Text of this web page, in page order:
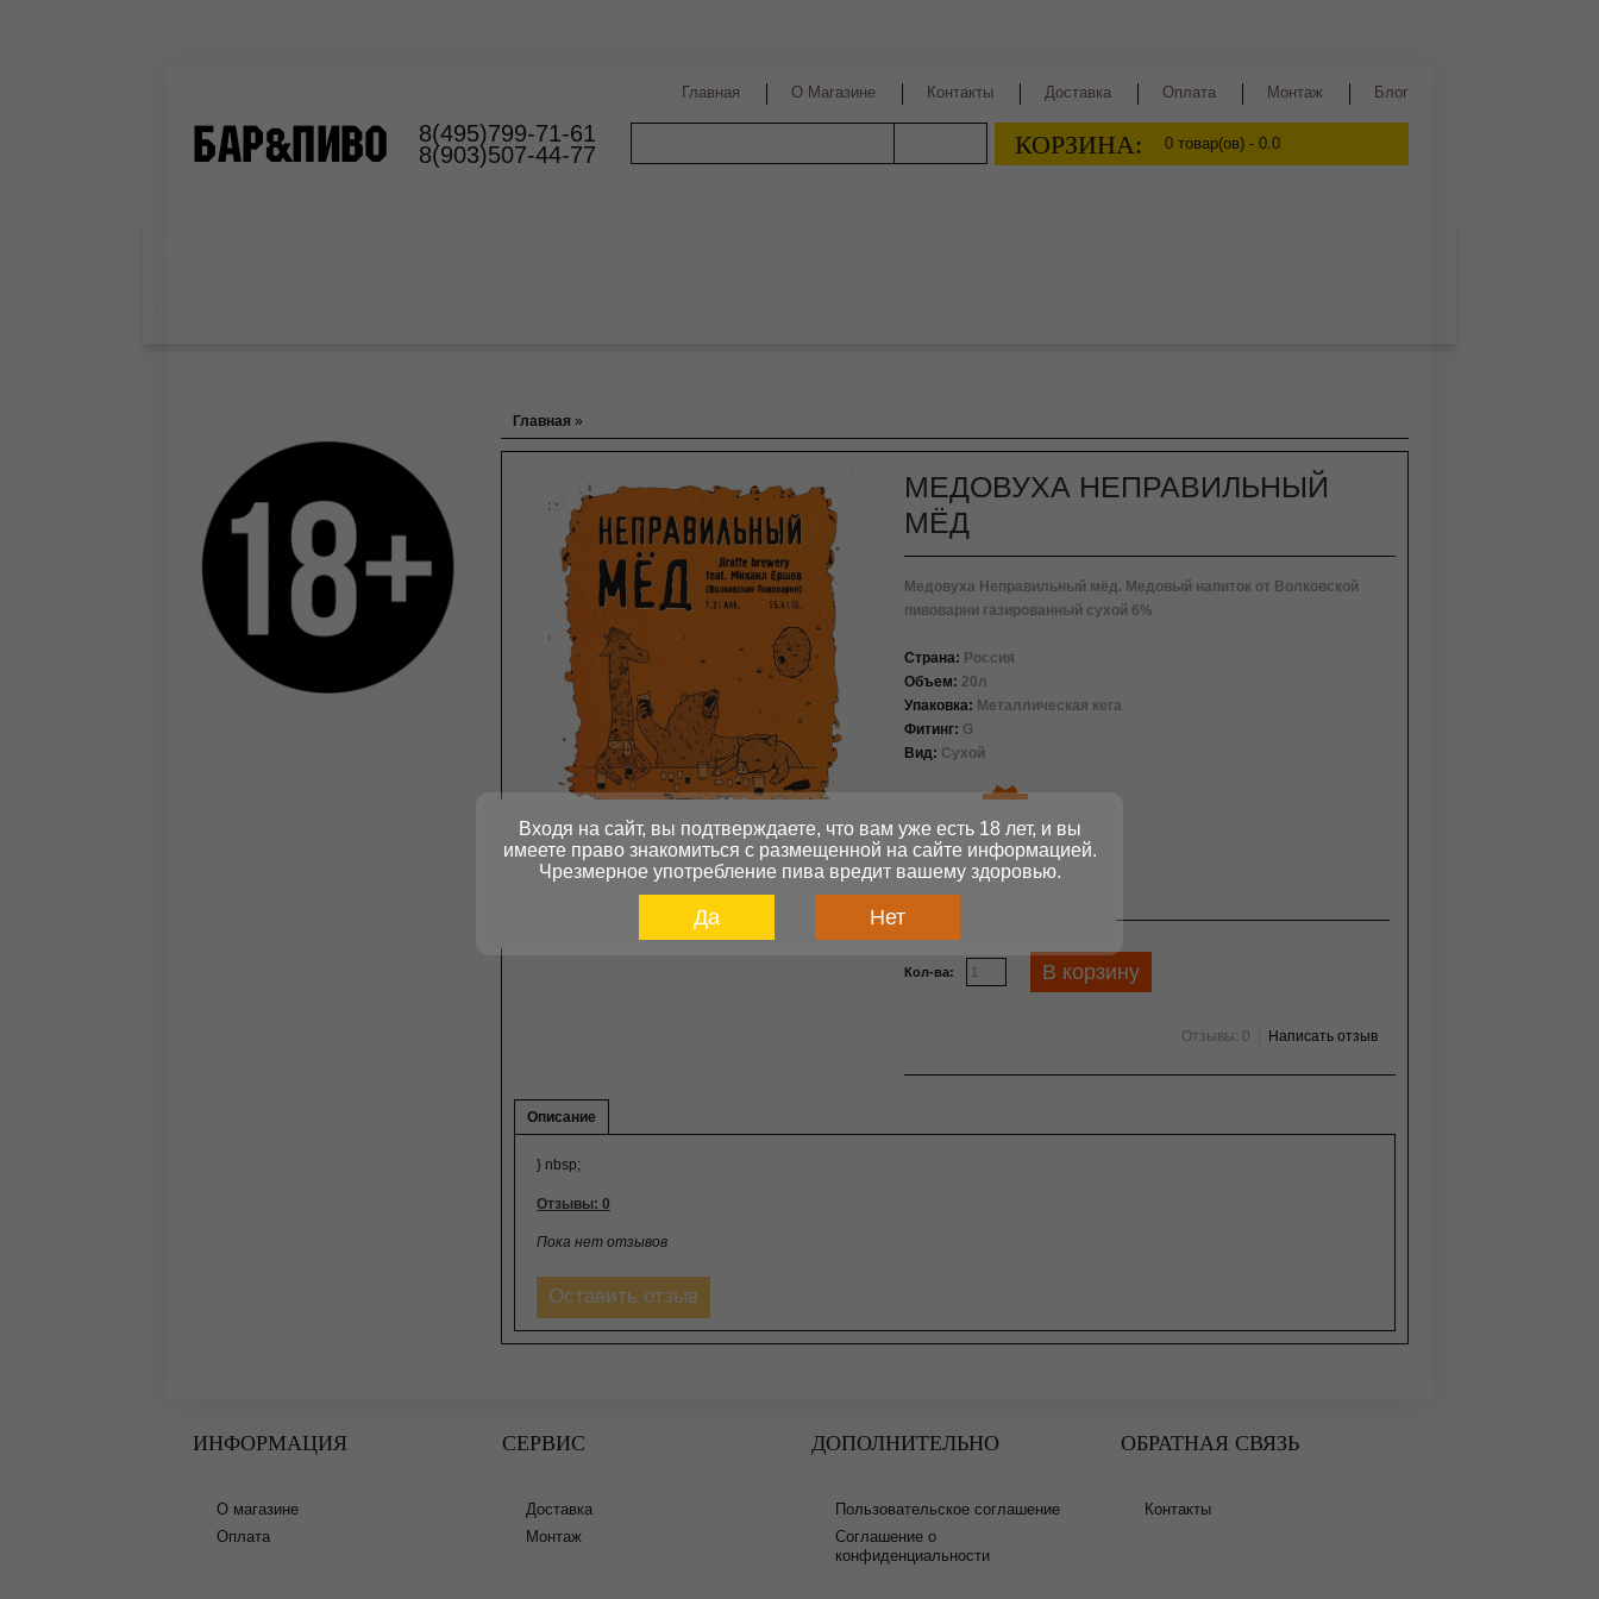
Главная О Магазине Контакты Доставка Оплата Монтаж Блог
КОРЗИНА: 0 товар(ов) - 0.0
8(495)799-71-61
8(903)507-44-77
Главная »
МЕДОВУХА НЕПРАВИЛЬНЫЙ
МЁД
Медовуха Неправильный мёд. Медовый напиток от Волковской
пивоварни газированный сухой 6%
Страна: Россия
Объем: 20л
Упаковка: Металлическая кега
Фитинг: G
Вид: Сухой
складе
Цена: 9500 руб
Кол-ва: В корзину
Отзывы: 0 Написать отзыв
Описание
} nbsp;
Отзывы: 0
Пока нет отзывов
Оставить отзыв
ИНФОРМАЦИЯ
О магазине
Оплата
СЕРВИС
Доставка
Монтаж
ДОПОЛНИТЕЛЬНО
Пользовательское соглашение
Соглашение о
конфиденциальности
ОБРАТНАЯ СВЯЗЬ
Контакты
Входя на сайт, вы подтверждаете, что вам уже есть 18 лет, и вы
имеете право знакомиться с размещенной на сайте информацией.
Чрезмерное употребление пива вредит вашему здоровью.
Да Нет